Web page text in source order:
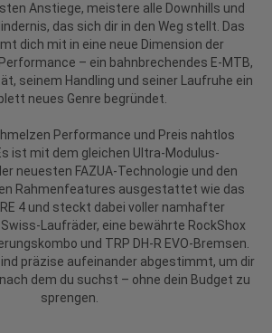
Anstiege, meistere alle Downhills und
das sich dir in den Weg stellt. Das
dich mit in eine neue Dimension der
– ein bahnbrechendes E-MTB,
seinem Handling und seiner Laufruhe ein
neues Genre begründet.
Performance und Preis nahtlos
ist mit dem gleichen Ultra-Modulus-
neuesten FAZUA-Technologie und den
Rahmenfeatures ausgestattet wie das
4 und steckt dabei voller namhafter
Laufräder, eine bewährte RockShox
und TRP DH-R EVO-Bremsen.
präzise aufeinander abgestimmt, um dir
dem du suchst – ohne dein Budget zu
sprengen.